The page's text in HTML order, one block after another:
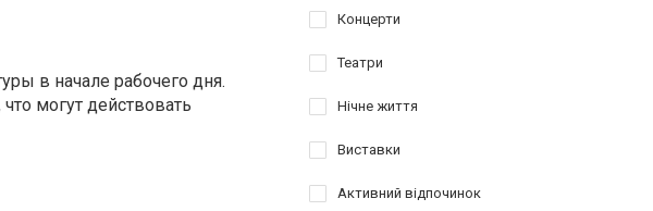
в начале рабочего дня.
могут действовать
Концерти
Театри
Нічне життя
Виставки
Активний відпочинок